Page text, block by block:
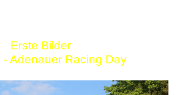
Erste Bilder
- Adenauer Racing Day